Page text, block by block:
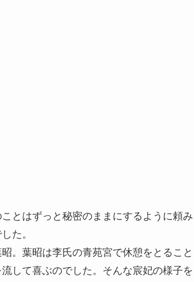
とはずっと秘密のままにするように頼み
た。
。葉昭は李氏の青苑宮で休憩をとること
して喜ぶのでした。そんな宸妃の様子を